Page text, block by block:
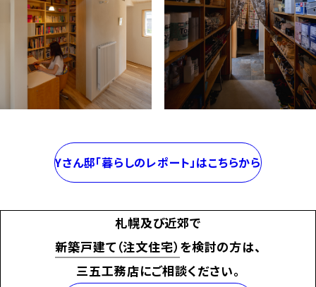
Yさん邸「暮らしのレポート」はこちらから
札幌及び近郊で
新築戸建て（注文住宅） を検討の方は、
三五工務店にご相談ください。